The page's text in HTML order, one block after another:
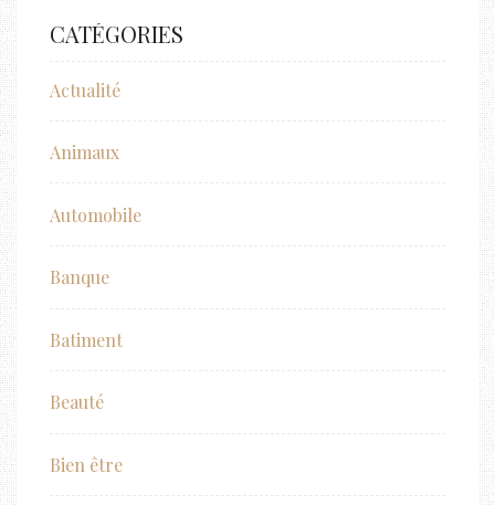
CATÉGORIES
Actualité
Animaux
Automobile
Banque
Batiment
Beauté
Bien être